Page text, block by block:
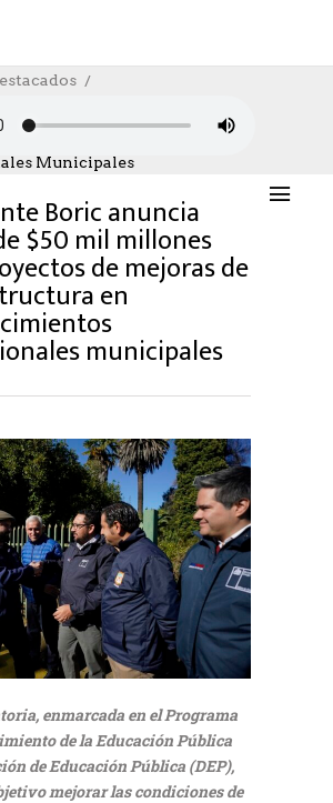
Anuncia Fondo De $50
Para Proyectos De Mejoras
En Establecimientos
Municipales
EDUCACION,SOCIAL
0 COMMENTS
Boric anuncia
$50 mil millones
de mejoras de
en
municipales
enmarcada en el Programa
de la Educación Pública
de Educación Pública (DEP),
mejorar las condiciones de